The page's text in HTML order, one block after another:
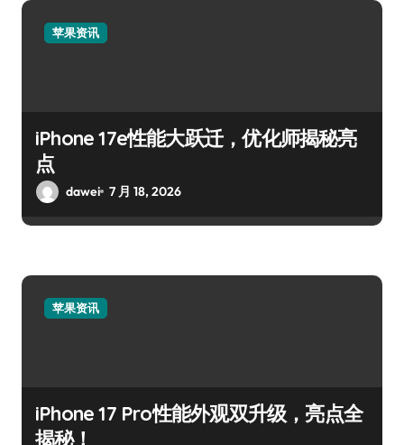
苹果资讯
iPhone 17e性能大跃迁，优化师揭秘亮
点
dawei 7 月 18, 2026
苹果资讯
iPhone 17 Pro性能外观双升级，亮点全
揭秘！